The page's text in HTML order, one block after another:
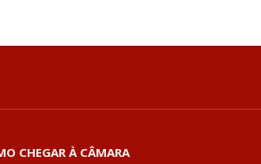
CHEGAR À CÂMARA